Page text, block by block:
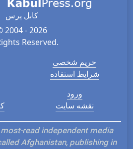
کابل پرس
2004 - 2026
Reserved.
حریم شخصی
شرایط استفاده
ورود
نقشه سایت
read independent media
Afghanistan, publishing in